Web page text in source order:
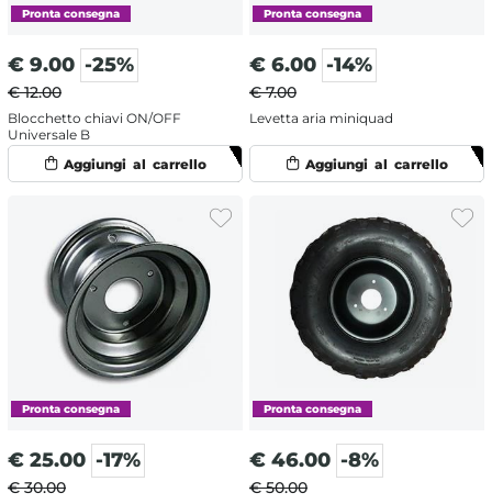
€ 9.00 -25%
€ 12.00
Blocchetto chiavi ON/OFF
Universale B
€ 6.00 -14%
€ 7.00
Levetta aria miniquad
€ 25.00 -17%
€ 30.00
€ 46.00 -8%
€ 50.00